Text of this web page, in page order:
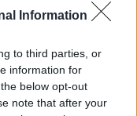
Information
to third parties, or
information for
below opt-out
note that after your